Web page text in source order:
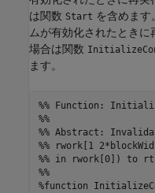
は関数 Start を含めま
ムが有効化されたとき
場合は関数
ます。
%% Function:
%%
%% Abstract:
%% rwork[1
%% in rwork[0]) to
%%
%function